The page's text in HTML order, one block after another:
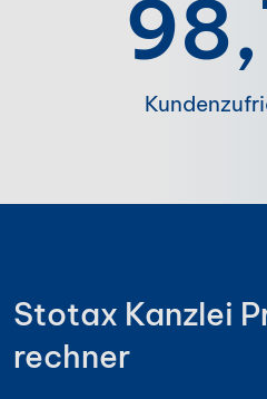
Stotax Kanzlei
rechner